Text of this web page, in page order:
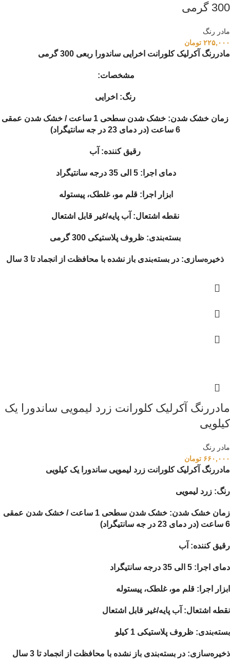
300 گرمی
مادر رنگ
۲۲۵,۰۰۰ تومان
مادررنگ آکرلیک کلورانت اخرایی ساندورا ربعی 300 گرمی
مشخصات:
رنگ: اخرایی
زمان خشک شدن: خشک شدن سطحی 1 ساعت / خشک شدن عمقی
6 ساعت (در دمای 23 در جه سانتیگراد)
رقیق کننده: آب
دمای اجرا: 5 الی 35 درجه سانتیگراد
ابزار اجرا: قلم مو، غلطک، پیستوله
نقطه اشتعال: آب پایه/غیر قابل اشتعال
بسته‌بندی: ظروف پلاستیکی 300 گرمی
ذخیره‌سازی: در بسته‌بندی باز نشده با محافظت از انجماد تا 3 سال
مادررنگ آکرلیک کلورانت زرد لیمویی ساندورا یک
کیلویی
مادر رنگ
۶۶۰,۰۰۰ تومان
مادررنگ آکرلیک کلورانت زرد لیمویی ساندورا یک کیلویی
رنگ: زرد لیمویی
زمان خشک شدن: خشک شدن سطحی 1 ساعت / خشک شدن عمقی
6 ساعت (در دمای 23 در جه سانتیگراد)
رقیق کننده: آب
دمای اجرا: 5 الی 35 درجه سانتیگراد
ابزار اجرا: قلم مو، غلطک، پیستوله
نقطه اشتعال: آب پایه/غیر قابل اشتعال
بسته‌بندی: ظروف پلاستیکی 1 کیلو
ذخیره‌سازی: در بسته‌بندی باز نشده با محافظت از انجماد تا 3 سال